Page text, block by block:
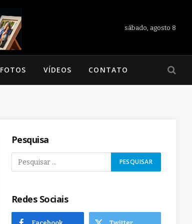
sábado, agosto 8
FOTOS VÍDEOS CONTATO
Pesquisa
Redes Sociais